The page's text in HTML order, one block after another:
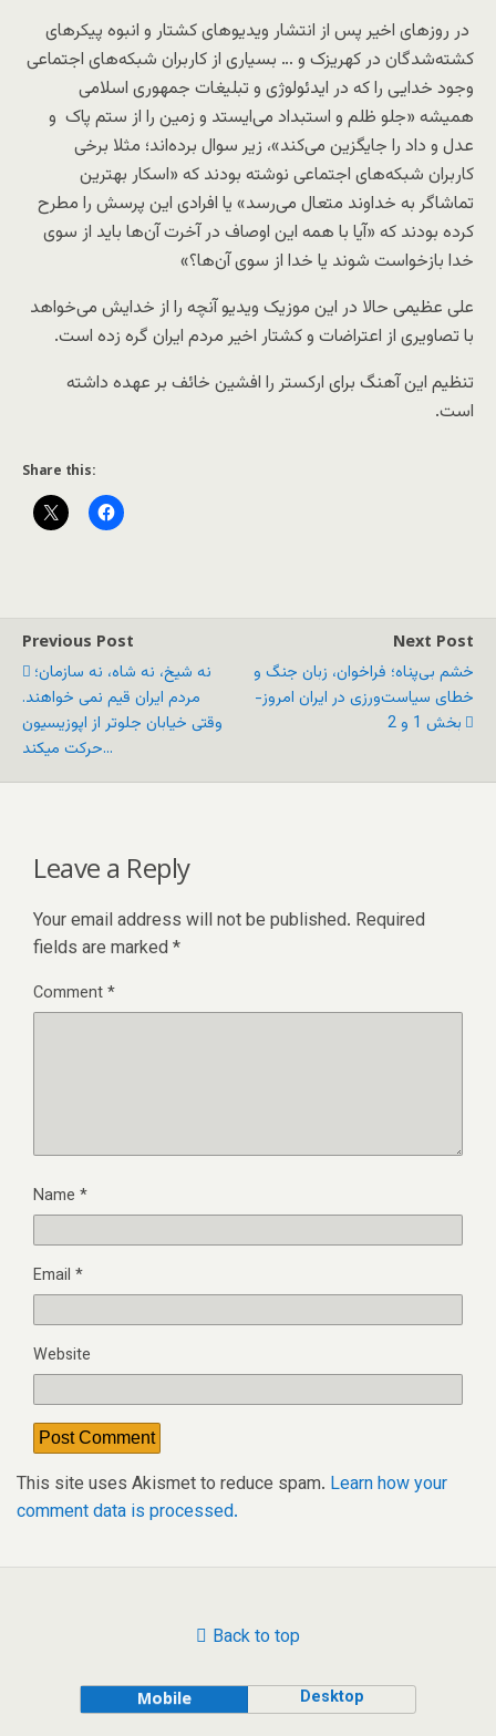
در روزهای اخیر پس از انتشار ویدیوهای کشتار و انبوه پیکرهای
کشته‌شدگان در کهریزک و … بسیاری از کاربران شبکه‌های اجتماعی
وجود خدایی را که در ایدئولوژی و تبلیغات جمهوری اسلامی
همیشه «جلو ظلم و استبداد می‌ایستد و زمین را از ستم پاک و
عدل و داد را جایگزین می‌کند»، زیر سوال برده‌اند؛ مثلا برخی
کاربران شبکه‌های اجتماعی نوشته بودند که «اسکار بهترین
تماشاگر به خداوند متعال می‌رسد» یا افرادی این پرسش را مطرح
کرده بودند که «آیا با همه این اوصاف در آخرت آن‌ها باید از سوی
خدا بازخواست شوند یا خدا از سوی آن‌ها؟»
علی عظیمی حالا در این موزیک ویدیو آنچه را از خدایش می‌خواهد
با تصاویری از اعتراضات و کشتار اخیر مردم ایران گره زده است.
تنظیم این آهنگ برای ارکستر را افشین خائف بر عهده داشته
است.
Share this:
Previous Post
نه شیخ، نه شاه، نه سازمان؛
مردم ایران قیم نمی خواهند.
وقتی خیابان جلوتر از اپوزیسیون
حرکت میکند…
Next Post
خشم بی‌پناه؛ فراخوان، زبان جنگ و
خطای سیاست‌ورزی در ایران امروز-
بخش 1 و 2
Leave a Reply
Your email address will not be published. Required
fields are marked *
Comment*
Name *
Email *
Website
This site uses Akismet to reduce spam. Learn how your
comment data is processed.
Back to top
Mobile Desktop